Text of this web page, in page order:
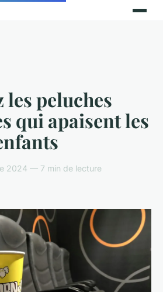
les peluches
qui apaisent les
2024 — 7 min de lecture